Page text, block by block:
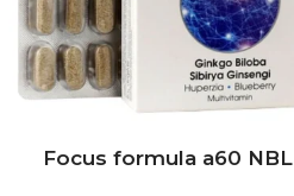
Focus formula a60 NBL